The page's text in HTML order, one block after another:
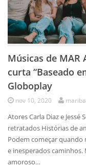
Músicas de MAR
curta “Baseado
Globoplay
nov 10, 2020
Atores Carla Diaz e
retratados Histórias de
Podem começar quando
e inesperados
amoroso…